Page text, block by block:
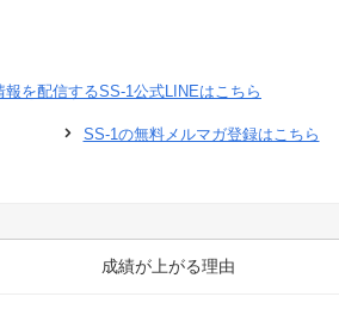
SS-1の無料メルマガ登録はこちら
成績が上がる理由